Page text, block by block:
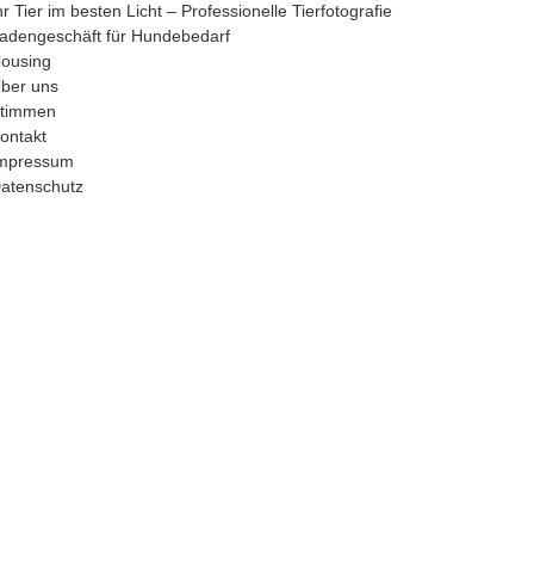
Tier im besten Licht – Professionelle Tierfotografie
für Hundebedarf
uns